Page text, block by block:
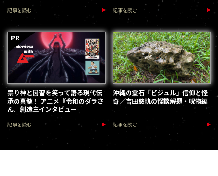
記事を読む 記事を読む
祟り神と因習を笑って語る現代伝
承の真髄！ アニメ『令和のダラさ
ん』創造主インタビュー
記事を読む
沖縄の霊石「ビジュル」信仰と怪
奇／吉田悠軌の怪談解題・呪物編
記事を読む